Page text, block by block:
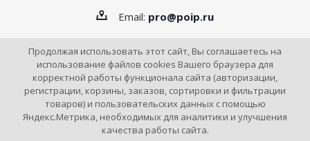
Email: pro@poip.ru
2026 © ПО "Инновационная промышленность"
Продолжая использовать этот сайт, Вы соглашаетесь на
использование файлов cookies Вашего браузера для
корректной работы функционала сайта (авторизации,
регистрации, корзины, заказов, сортировки и фильтрации
товаров) и пользовательских данных с помощью
Яндекс.Метрика, необходимых для аналитики и улучшения
качества работы сайта.